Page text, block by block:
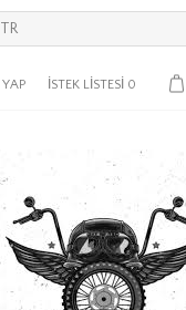
İSTEK LISTESI 0